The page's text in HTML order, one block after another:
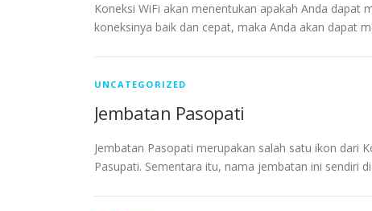
Koneksi WiFi akan menentukan apakah Anda dapat
koneksinya baik dan cepat, maka Anda akan dapat
UNCATEGORIZED
Jembatan Pasopati
Jembatan Pasopati merupakan salah satu ikon dari
Pasupati. Sementara itu, nama jembatan ini sendiri